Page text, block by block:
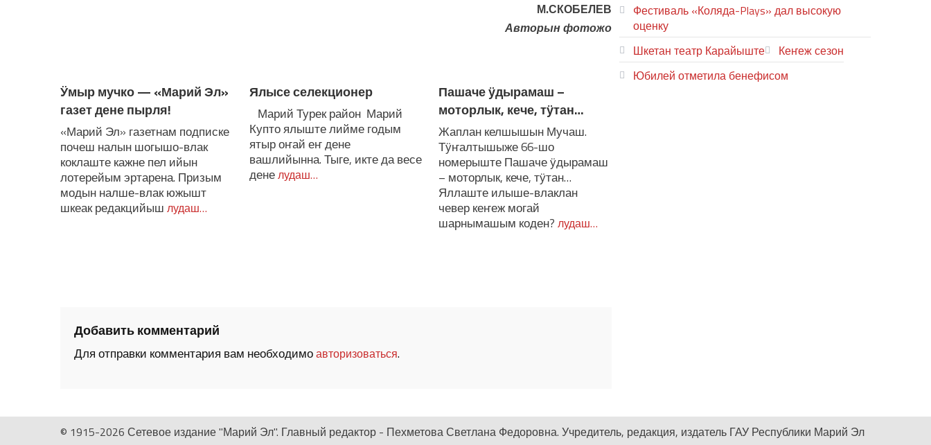
М.СКОБЕЛЕВ
Авторынфотожо
Ӱмыр мучко — «Марий Эл»
газет дене пырля!
«Марий Эл» газетнам подписке
почеш налын шогышо-влак
коклаште кажне пел ийын
лотерейым эртарена. Призым
модын налше-влак южышт
шкеак редакцийыш лудаш…
Ялысе селекционер
Марий Турек район Марий
Купто ялыште лийме годым
ятыр оҥай еҥ дене
вашлийынна. Тыге, икте да весе
денелудаш…
Пашаче ӱдырамаш –
моторлык, кече, тӱтан…
Жаплан келшышын Мучаш.
Тӱҥалтышыже 66-шо
номерыште Пашаче ӱдырамаш
– моторлык, кече, тӱтан…
Яллаште илыше-влаклан
чевер кеҥеж могай
шарнымашым коден? лудаш…
Добавить комментарий
Для отправки комментария вам необходимоавторизоваться.
Фестиваль «Коляда-Plays» дал высокую
оценку
Шкетан театр Карайыште
Кеҥеж сезон
Юбилей отметила бенефисом
© 1915-2026 Сетевое издание "Марий Эл". Главный редактор - Пехметова Светлана Федоровна. Учредитель, редакция, издатель ГАУ Республики Марий Эл